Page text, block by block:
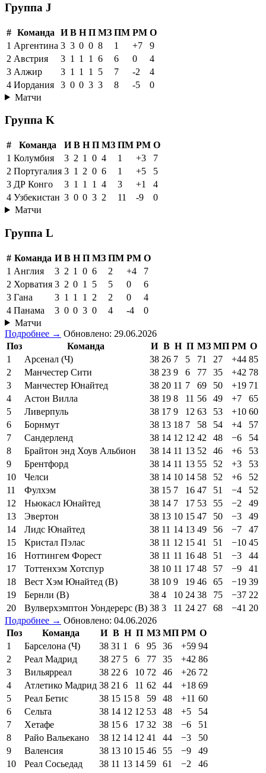
Группа J
# Команда И В Н П МЗ ПМ РМ О
1 Аргентина 3 3 0 0 8 1 +7
9
2 Австрия 3 1 1 1 6 6 0
4
3 Алжир 3 1 1 1 5 7 -2
4
4 Иордания 3 0 0 3 3 8 -5
0
Матчи
Группа K
# Команда И В Н П МЗ ПМ РМ О
1 Колумбия 3 2 1 0 4 1 +3
7
2 Португалия 3 1 2 0 6 1 +5
5
3 ДР Конго 3 1 1 1 4 3 +1
4
4 Узбекистан 3 0 0 3 2 11 -9
0
Матчи
Группа L
# Команда И В Н П МЗ ПМ РМ О
1 Англия 3 2 1 0 6 2 +4
7
2 Хорватия 3 2 0 1 5 5 0
6
3 Гана 3 1 1 1 2 2 0
4
4 Панама 3 0 0 3 0 4 -4
0
Матчи
Подробнее → Обновлено: 29.06.2026
Поз
Команда И В Н П МЗ МП РМ О
1
Арсенал (Ч) 38 26 7 5 71 27 +44 85
2
Манчестер Сити 38 23 9 6 77 35 +42 78
3
Манчестер Юнайтед 38 20 11 7 69 50 +19 71
4
Астон Вилла 38 19 8 11 56 49 +7
65
5
Ливерпуль 38 17 9 12 63 53 +10 60
6
Борнмут 38 13 18 7 58 54 +4
57
7
Сандерленд 38 14 12 12 42 48 −6
54
8
Брайтон энд Хоув Альбион 38 14 11 13 52 46 +6
53
9
Брентфорд 38 14 11 13 55 52 +3
53
10
Челси 38 14 10 14 58 52 +6
52
11
Фулхэм 38 15 7 16 47 51 −4
52
12
Ньюкасл Юнайтед 38 14 7 17 53 55 −2
49
13
Эвертон 38 13 10 15 47 50 −3
49
14
Лидс Юнайтед 38 11 14 13 49 56 −7
47
15
Кристал Пэлас 38 11 12 15 41 51 −10 45
16
Ноттингем Форест 38 11 11 16 48 51 −3
44
17
Тоттенхэм Хотспур 38 10 11 17 48 57 −9
41
18
Вест Хэм Юнайтед (В) 38 10 9 19 46 65 −19 39
19
Бернли (В) 38 4 10 24 38 75 −37 22
20
Вулверхэмптон Уондерерс (В) 38 3 11 24 27 68 −41 20
Подробнее → Обновлено: 04.06.2026
Поз
Команда И В Н П МЗ МП РМ О
1
Барселона (Ч) 38 31 1 6 95 36 +59 94
2
Реал Мадрид 38 27 5 6 77 35 +42 86
3
Вильярреал 38 22 6 10 72 46 +26 72
4
Атлетико Мадрид 38 21 6 11 62 44 +18 69
5
Реал Бетис 38 15 15 8 59 48 +11 60
6
Сельта 38 14 12 12 53 48 +5
54
7
Хетафе 38 15 6 17 32 38 −6
51
8
Райо Вальекано 38 12 14 12 41 44 −3
50
9
Валенсия 38 13 10 15 46 55 −9
49
10
Реал Сосьедад 38 11 13 14 59 61 −2
46